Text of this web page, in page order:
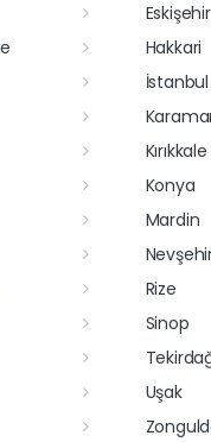
Eskişehir
Hakkari
İstanbul
Kırıkkale
Konya
Mardin
Rize
Sinop
Uşak